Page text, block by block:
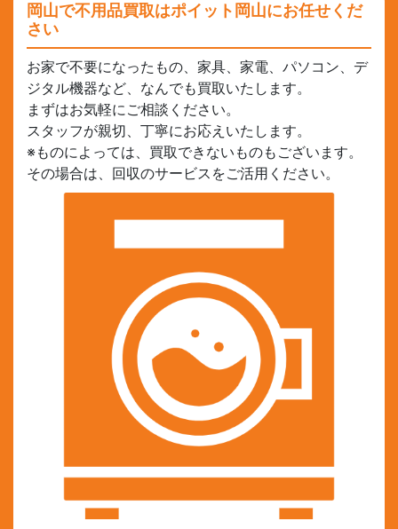
岡山で不用品買取はポイット岡山にお任せくだ
さい
お家で不要になったもの、家具、家電、パソコン、デ
ジタル機器など、なんでも買取いたします。
まずはお気軽にご相談ください。
スタッフが親切、丁寧にお応えいたします。
※ものによっては、買取できないものもございます。
その場合は、回収のサービスをご活用ください。